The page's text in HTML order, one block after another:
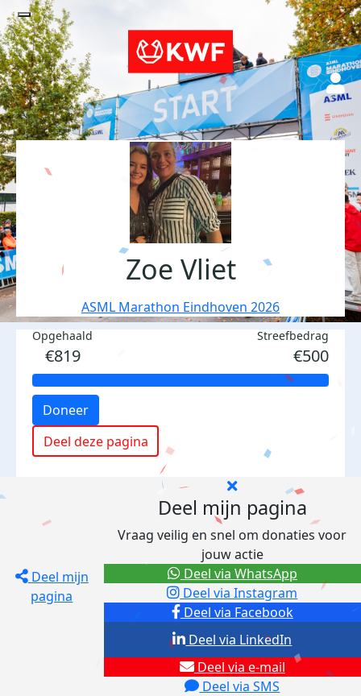
Zoe Vliet
ASML Marathon Eindhoven 2026
Opgehaald
€819
Streefbedrag
€500
Doneer
Deel deze pagina
Deel mijn
pagina
Deel mijn pagina
Vraag veilig en snel om donaties voor
jouw actie
Deel via Facebook
Deel via Instagram
Deel via e-mail
Deel via SMS
Deel via LinkedIn
Deel via WhatsApp